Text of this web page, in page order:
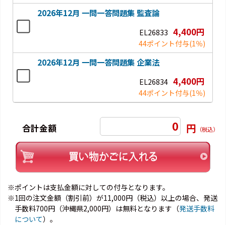
2026年12月 一問一答問題集 監査論
EL26833 4,400円
44ポイント付与(1％)
2026年12月 一問一答問題集 企業法
EL26834 4,400円
44ポイント付与(1％)
合計金額 0 円 （税込）
※ポイントは支払金額に対しての付与となります。
※1回の注文金額（割引前）が11,000円（税込）以上の場合、発送
手数料700円（沖縄県2,000円）は無料となります（発送手数料
について）。